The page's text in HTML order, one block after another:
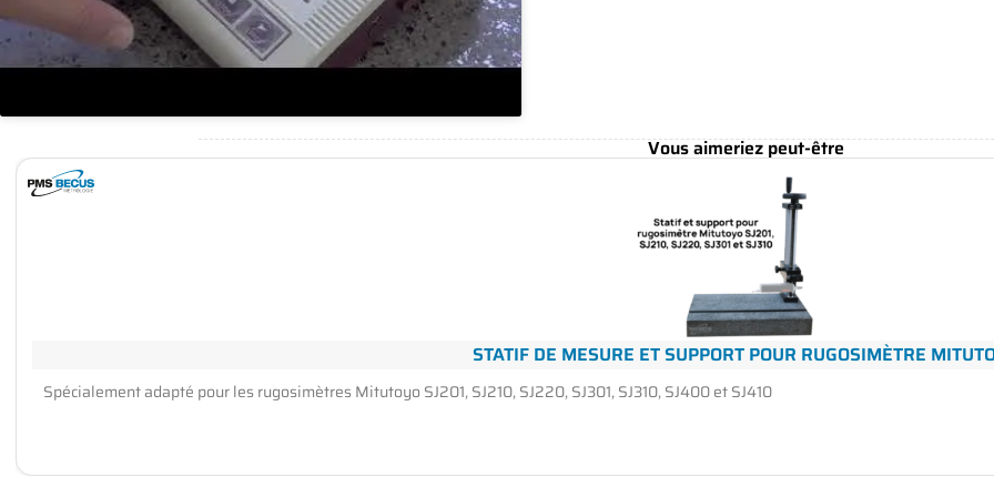
Vous aimeriez peut-être
STATIF DE MESURE ET SUPPORT POUR RUGOSIMÈTRE
Spécialement adapté pour les rugosimètres Mitutoyo SJ201, SJ210, SJ220, SJ301, SJ310, SJ400 et SJ410